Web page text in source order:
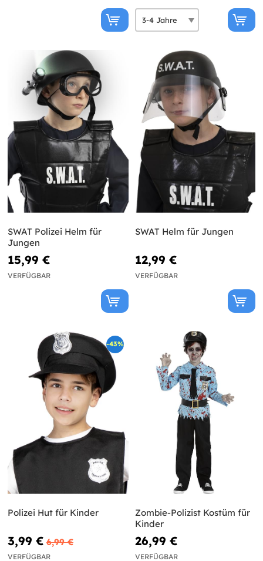
SWAT Polizei Helm für
Jungen
15,99 €
VERFÜGBAR
SWAT Helm für Jungen
12,99 €
VERFÜGBAR
-43%
Polizei Hut für Kinder
3,99 € 6,99 €
VERFÜGBAR
Zombie-Polizist Kostüm für
Kinder
26,99 €
VERFÜGBAR